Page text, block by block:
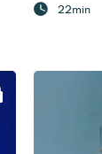
22min